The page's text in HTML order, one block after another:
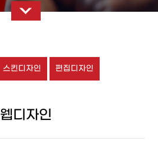
스킨디자인 편집디자인
웹디자인